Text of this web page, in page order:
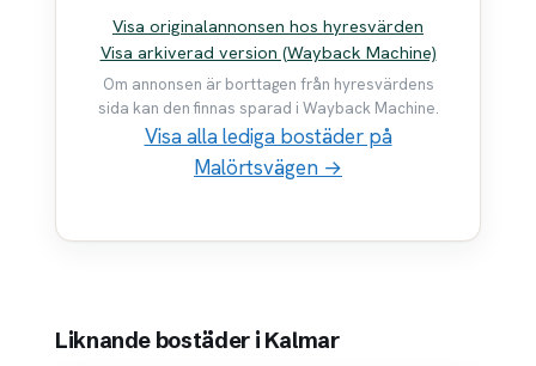
Visa originalannonsen hos hyresvärden
Visa arkiverad version (Wayback Machine)
Om annonsen är borttagen från hyresvärdens
sida kan den finnas sparad i Wayback Machine.
Visa alla lediga bostäder på
Malörtsvägen →
Liknande bostäder i Kalmar